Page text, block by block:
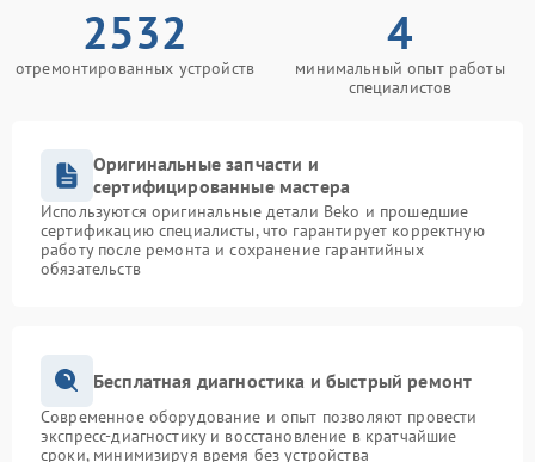
2532
отремонтированных устройств
4
минимальный опыт работы
специалистов
Оригинальные запчасти и
сертифицированные мастера
Используются оригинальные детали Beko и прошедшие
сертификацию специалисты, что гарантирует корректную
работу после ремонта и сохранение гарантийных
обязательств
Бесплатная диагностика и быстрый ремонт
Современное оборудование и опыт позволяют провести
экспресс-диагностику и восстановление в кратчайшие
сроки, минимизируя время без устройства